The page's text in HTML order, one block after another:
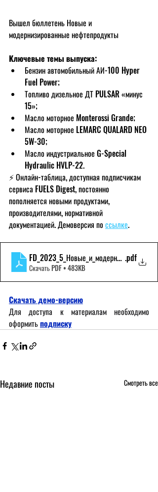
Вышел бюллетень Новые и
модернизированные нефтепродукты
Ключевые темы выпуска:
Бензин автомобильный АИ-100 Hyper
Fuel Power;
Топливо дизельное ДТ PULSAR «минус
15»;
Масло моторное Monterossi Grande;
Масло моторное LEMARC QUALARD NEO
5W-30;
Масло индустриальное G-Special
Hydraulic HVLP-22.
⚡️ Онлайн-таблица, доступная подписчикам
сервиса FUELS Digest, постоянно
пополняется новыми продуктами,
производителями, нормативной
документацией. Демоверсия по ссылке.
.pdf
Скачать PDF • 483KB
Скачать демо-версию
Для доступа к материалам необходимо
оформитьподписку
Недавние посты Смотреть все